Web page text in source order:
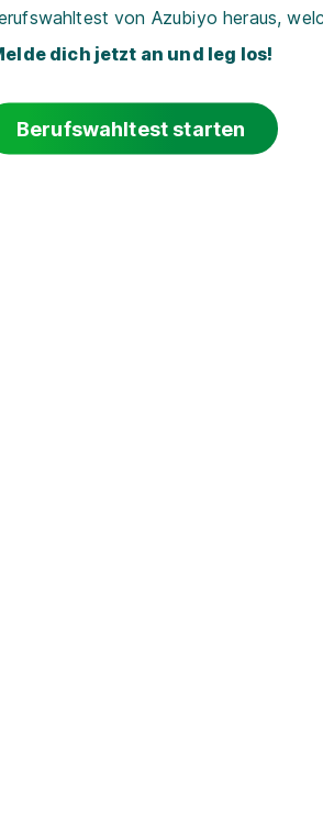
von Azubiyo heraus,
dich jetzt an und leg los!
Berufswahltest starten